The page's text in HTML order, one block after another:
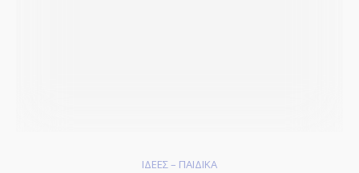
ΙΔΕΕΣ – ΠΑΙΔΙΚΑ